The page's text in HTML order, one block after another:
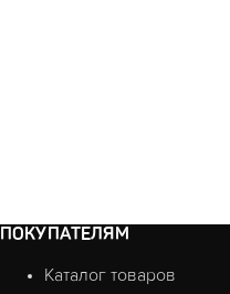
ПОКУПАТЕЛЯМ
Каталог товаров